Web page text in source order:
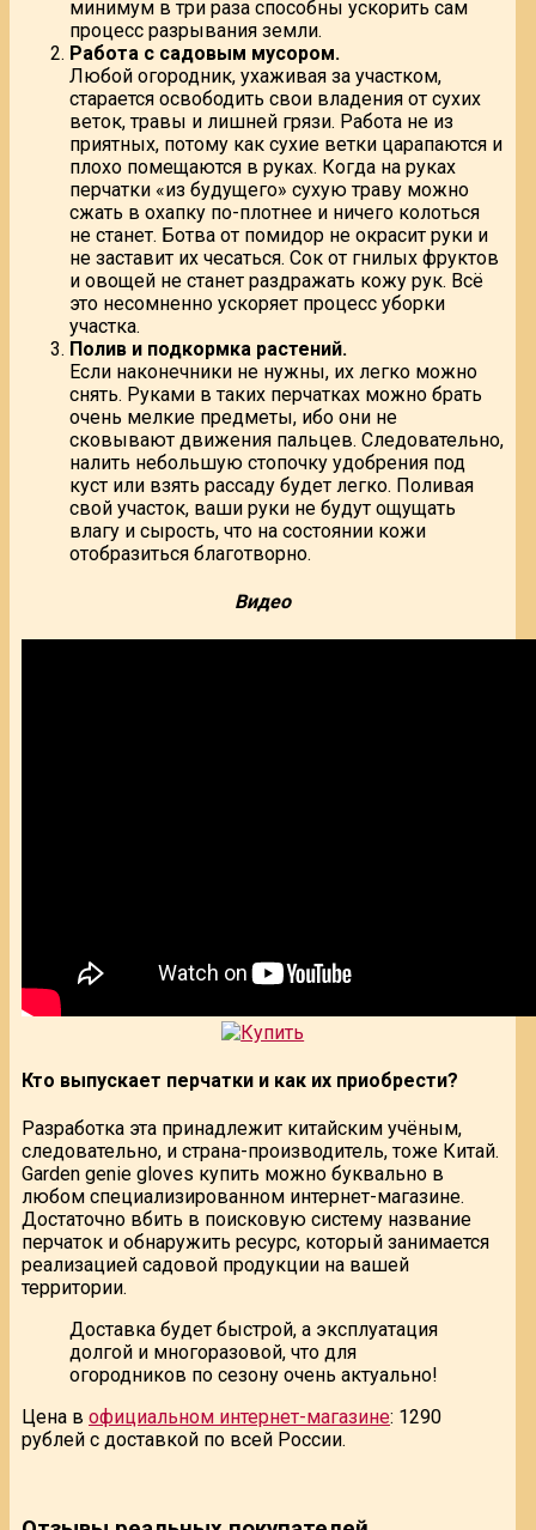
минимум в три раза способны ускорить сам
процесс разрывания земли.
Работа с садовым мусором.
Любой огородник, ухаживая за участком,
старается освободить свои владения от сухих
веток, травы и лишней грязи. Работа не из
приятных, потому как сухие ветки царапаются и
плохо помещаются в руках. Когда на руках
перчатки «из будущего» сухую траву можно
сжать в охапку по-плотнее и ничего колоться
не станет. Ботва от помидор не окрасит руки и
не заставит их чесаться. Сок от гнилых фруктов
и овощей не станет раздражать кожу рук. Всё
это несомненно ускоряет процесс уборки
участка.
Полив и подкормка растений.
Если наконечники не нужны, их легко можно
снять. Руками в таких перчатках можно брать
очень мелкие предметы, ибо они не
сковывают движения пальцев. Следовательно,
налить небольшую стопочку удобрения под
куст или взять рассаду будет легко. Поливая
свой участок, ваши руки не будут ощущать
влагу и сырость, что на состоянии кожи
отобразиться благотворно.
Видео
Кто выпускает перчатки и как их приобрести?
Разработка эта принадлежит китайским учёным,
следовательно, и страна-производитель, тоже Китай.
Garden genie gloves купить можно буквально в
любом специализированном интернет-магазине.
Достаточно вбить в поисковую систему название
перчаток и обнаружить ресурс, который занимается
реализацией садовой продукции на вашей
территории.
Доставка будет быстрой, а эксплуатация
долгой и многоразовой, что для
огородников по сезону очень актуально!
Цена в официальном интернет-магазине: 1290
рублей с доставкой по всей России.